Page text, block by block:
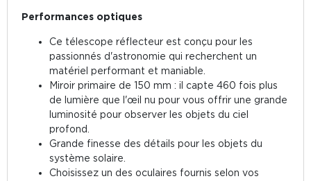
Performances optiques
Ce télescope réflecteur est conçu pour les
passionnés d'astronomie qui recherchent un
matériel performant et maniable.
Miroir primaire de 150 mm : il capte 460 fois plus
de lumière que l'œil nu pour vous offrir une grande
luminosité pour observer les objets du ciel
profond.
Grande finesse des détails pour les objets du
système solaire.
Choisissez un des oculaires fournis selon vos